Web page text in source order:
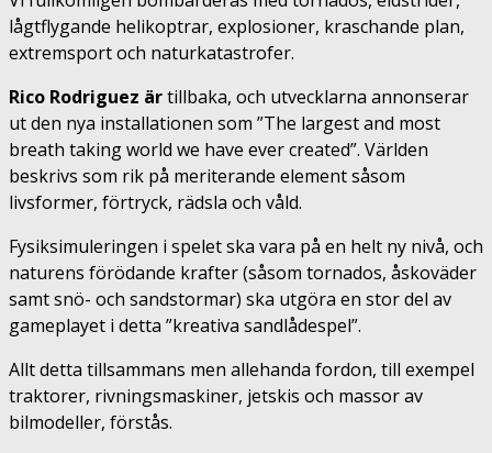
lågtflygande helikoptrar, explosioner, kraschande plan,
extremsport och naturkatastrofer.
Rico Rodriguez ärtillbaka, och utvecklarna annonserar
ut den nya installationen som ”The largest and most
breath taking world we have ever created”. Världen
beskrivs som rik på meriterande element såsom
livsformer, förtryck, rädsla och våld.
Fysiksimuleringen i spelet ska vara på en helt ny nivå, och
naturens förödande krafter (såsom tornados, åskoväder
samt snö- och sandstormar) ska utgöra en stor del av
gameplayet i detta ”kreativa sandlådespel”.
Allt detta tillsammans men allehanda fordon, till exempel
traktorer, rivningsmaskiner, jetskis och massor av
bilmodeller, förstås.